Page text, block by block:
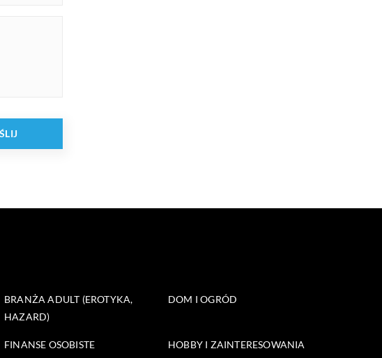
BRANŻA ADULT (EROTYKA,
HAZARD)
DOM I OGRÓD
FINANSE OSOBISTE HOBBY I ZAINTERESOWANIA